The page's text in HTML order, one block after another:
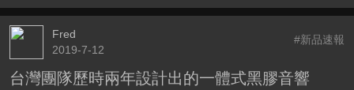
Fred
2019-7-12
#新品速報
台灣團隊歷時兩年設計出的一體式黑膠音響